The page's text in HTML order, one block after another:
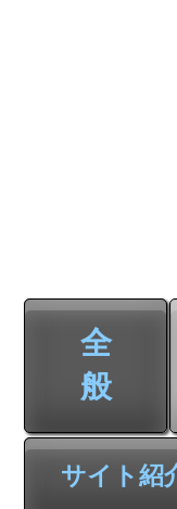
全
般
サイト紹